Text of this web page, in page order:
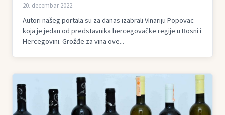
20. decembar 2022.
Autori našeg portala su za danas izabrali Vinariju Popovac
koja je jedan od predstavnika hercegovačke regije u Bosni i
Hercegovini. Grožđe za vina ove...